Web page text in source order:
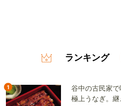
ランキング
1
谷中の古民家
極上うなぎ。